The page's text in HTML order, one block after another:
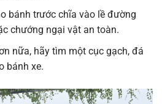
bánh trước chĩa vào lề đường
chướng ngại vật an toàn.
nữa, hãy tìm một cục gạch, đá
bánh xe.